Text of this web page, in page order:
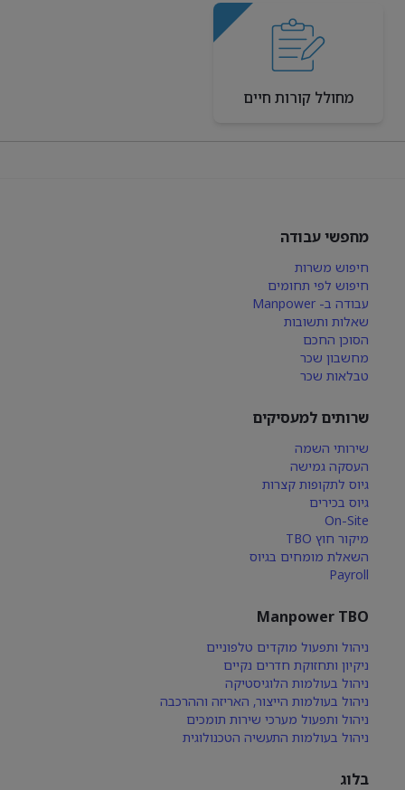
מחולל קורות חיים
מחפשי עבודה
חיפוש משרות
חיפוש לפי תחומים
עבודה ב- Manpower
שאלות ותשובות
הסוכן החכם
מחשבון שכר
טבלאות שכר
שרותים למעסיקים
שירותי השמה
העסקה גמישה
גיוס לתקופות קצרות
גיוס בכירים
On-Site
מיקור חוץ TBO
השאלת מומחים בגיוס
Payroll
Manpower TBO
ניהול ותפעול מוקדים טלפוניים
ניקיון ותחזוקת חדרים נקיים
ניהול בעולמות הלוגיסטיקה
ניהול בעולמות הייצור, האריזה וההרכבה
ניהול ותפעול מערכי שירות תומכים
ניהול בעולמות התעשיה הטכנולוגית
בלוג